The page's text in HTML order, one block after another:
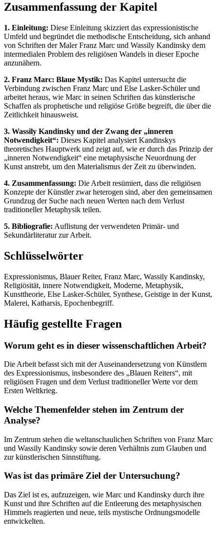
Zusammenfassung der Kapitel
1. Einleitung: Diese Einleitung skizziert das expressionistische
Umfeld und begründet die methodische Entscheidung, sich anhand
von Schriften der Maler Franz Marc und Wassily Kandinsky dem
intermedialen Problem des religiösen Wandels in dieser Epoche
anzunähern.
2. Franz Marc: Blaue Mystik: Das Kapitel untersucht die
Verbindung zwischen Franz Marc und Else Lasker-Schüler und
arbeitet heraus, wie Marc in seinen Schriften das künstlerische
Schaffen als prophetische und religiöse Größe begreift, die über die
Zeitlichkeit hinausweist.
3. Wassily Kandinsky und der Zwang der „inneren
Notwendigkeit“: Dieses Kapitel analysiert Kandinskys
theoretisches Hauptwerk und zeigt auf, wie er durch das Prinzip der
„inneren Notwendigkeit“ eine metaphysische Neuordnung der
Kunst anstrebt, um den Materialismus der Zeit zu überwinden.
4. Zusammenfassung: Die Arbeit resümiert, dass die religiösen
Konzepte der Künstler zwar heterogen sind, aber den gemeinsamen
Grundzug der Suche nach neuen Werten nach dem Verlust
traditioneller Metaphysik teilen.
5. Bibliografie: Auflistung der verwendeten Primär- und
Sekundärliteratur zur Arbeit.
Schlüsselwörter
Expressionismus, Blauer Reiter, Franz Marc, Wassily Kandinsky,
Religiösität, innere Notwendigkeit, Moderne, Metaphysik,
Kunsttheorie, Else Lasker-Schüler, Synthese, Geistige in der Kunst,
Malerei, Katharsis, Epochenbegriff.
Häufig gestellte Fragen
Worum geht es in dieser wissenschaftlichen Arbeit?
Die Arbeit befasst sich mit der Auseinandersetzung von Künstlern
des Expressionismus, insbesondere des „Blauen Reiters“, mit
religiösen Fragen und dem Verlust traditioneller Werte vor dem
Ersten Weltkrieg.
Welche Themenfelder stehen im Zentrum der
Analyse?
Im Zentrum stehen die weltanschaulichen Schriften von Franz Marc
und Wassily Kandinsky sowie deren Verhältnis zum Glauben und
zur künstlerischen Sinnstiftung.
Was ist das primäre Ziel der Untersuchung?
Das Ziel ist es, aufzuzeigen, wie Marc und Kandinsky durch ihre
Kunst und ihre Schriften auf die Entleerung des metaphysischen
Himmels reagierten und neue, teils mystische Ordnungsmodelle
entwickelten.